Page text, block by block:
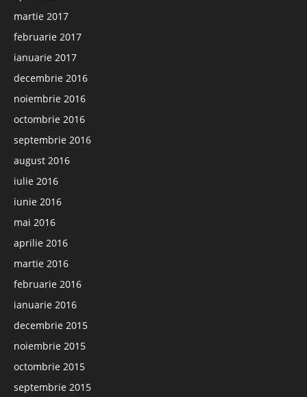
martie 2017
februarie 2017
ianuarie 2017
decembrie 2016
noiembrie 2016
octombrie 2016
septembrie 2016
august 2016
iulie 2016
iunie 2016
mai 2016
aprilie 2016
martie 2016
februarie 2016
ianuarie 2016
decembrie 2015
noiembrie 2015
octombrie 2015
septembrie 2015